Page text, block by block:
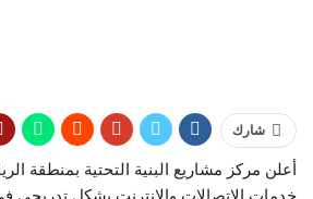
شارك
أعلن مركز مشاريع البنية التحتية بمنطقة